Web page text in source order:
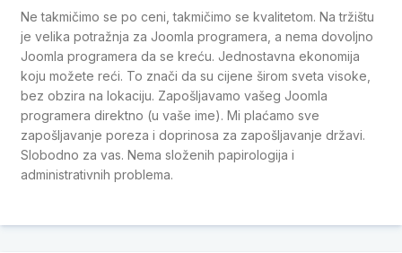
Ne takmičimo se po ceni, takmičimo se kvalitetom. Na tržištu
je velika potražnja za Joomla programera, a nema dovoljno
Joomla programera da se kreću. Jednostavna ekonomija
koju možete reći. To znači da su cijene širom sveta visoke,
bez obzira na lokaciju. Zapošljavamo vašeg Joomla
programera direktno (u vaše ime). Mi plaćamo sve
zapošljavanje poreza i doprinosa za zapošljavanje državi.
Slobodno za vas. Nema složenih papirologija i
administrativnih problema.